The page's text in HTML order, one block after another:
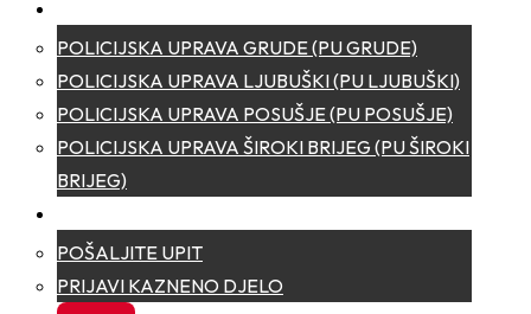
POLICIJSKA UPRAVA GRUDE (PU GRUDE)
POLICIJSKA UPRAVA LJUBUŠKI (PU LJUBUŠKI)
POLICIJSKA UPRAVA POSUŠJE (PU POSUŠJE)
POLICIJSKA UPRAVA ŠIROKI BRIJEG (PU ŠIROKI
BRIJEG)
POŠALJITE UPIT
PRIJAVI KAZNENO DJELO